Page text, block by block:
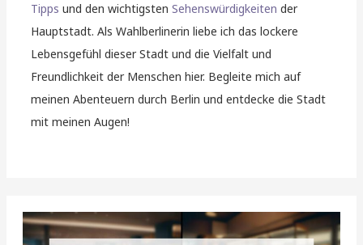
Tipps und den wichtigstenSehenswürdigkeiten der
Hauptstadt. Als Wahlberlinerin liebe ich das lockere
Lebensgefühl dieser Stadt und die Vielfalt und
Freundlichkeit der Menschen hier. Begleite mich auf
meinen Abenteuern durch Berlin und entdecke die Stadt
mit meinen Augen!